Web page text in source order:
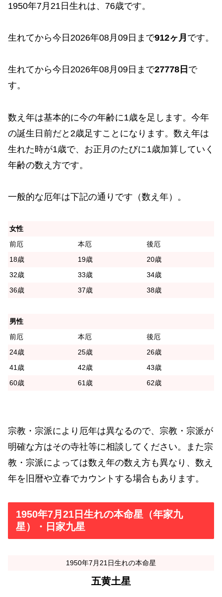
1950年7月21日生れは、76歳です。
生れてから今日2026年08月09日まで912ヶ月 です。
生れてから今日2026年08月09日まで27778日 で
す。
数え年は基本的に今の年齢に1歳を足します。今年
の誕生日前だと2歳足すことになります。数え年は
生れた時が1歳で、お正月のたびに1歳加算していく
年齢の数え方です。
一般的な厄年は下記の通りです（数え年）。
女性
前厄
本厄
後厄
18歳
19歳
20歳
32歳
33歳
34歳
36歳
37歳 38歳
男性
前厄
本厄
後厄
24歳
25歳
26歳
41歳
42歳
43歳
60歳
61歳 62歳
宗教・宗派により厄年は異なるので、宗教・宗派が
明確な方はその寺社等に相談してください。また宗
教・宗派によっては数え年の数え方も異なり、数え
年を旧暦や立春でカウントする場合もあります。
1950年7月21日生れの本命星（年家九
星）・日家九星
1950年7月21日生れの本命星
五黄土星